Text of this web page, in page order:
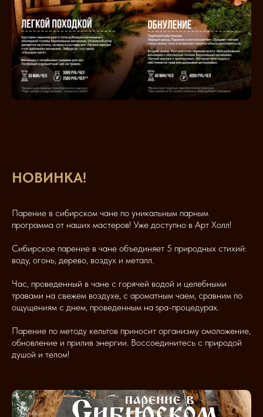
НОВИНКА!
Парение в сибирском чане по уникальным парным
программа от наших мастеров! Уже доступно в Арт Холл!
Сибирское парение в чане объединяет 5 природных стихий:
воду, огонь, дерево, воздух и металл.
Час, проведенный в чане с горячей водой и целебными
травами на свежем воздухе, с ароматным чаем, сравним по
ощущениям с днем, проведенным на spa-процедурах.
Парение по методу кельтов приносит организму омоложение,
обновление и прилив энергии. Воссоединитесь с природой
душой и телом!